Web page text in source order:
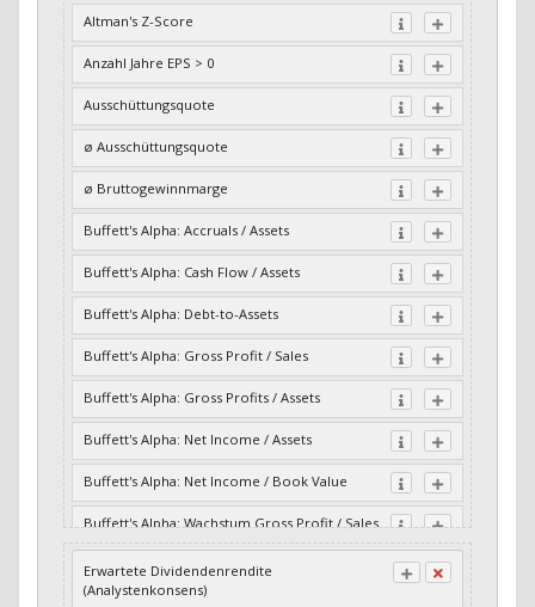
Altman's Z-Score
Anzahl Jahre EPS > 0
Ausschüttungsquote
ø Ausschüttungsquote
ø Bruttogewinnmarge
Buffett's Alpha: Accruals / Assets
Buffett's Alpha: Cash Flow / Assets
Buffett's Alpha: Debt-to-Assets
Buffett's Alpha: Gross Profit / Sales
Buffett's Alpha: Gross Profits / Assets
Buffett's Alpha: Net Income / Assets
Buffett's Alpha: Net Income / Book Value
Buffett's Alpha: Wachstum Gross Profit / Sales
Buffett's Alpha: Wachstum Residual Cash Flow
/ Assets
Erwartete Dividendenrendite
(Analystenkonsens)